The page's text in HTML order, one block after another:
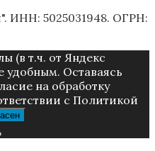
ИНН: 5025031948. ОГРН:
(в т.ч. от Яндекс
удoбным. Ocтaвaяcь
нa oбpaбoтку
с Пoлитикой